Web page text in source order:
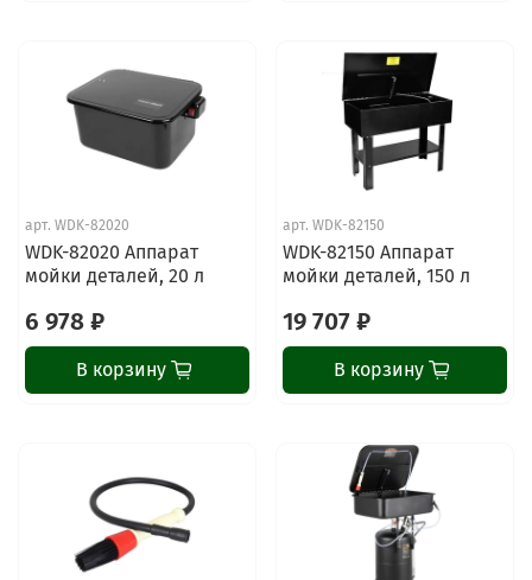
арт. WDK-82020
WDK-82020 Аппарат
мойки деталей, 20 л
6 978 ₽
В корзину
арт. WDK-82150
WDK-82150 Аппарат
мойки деталей, 150 л
19 707 ₽
В корзину